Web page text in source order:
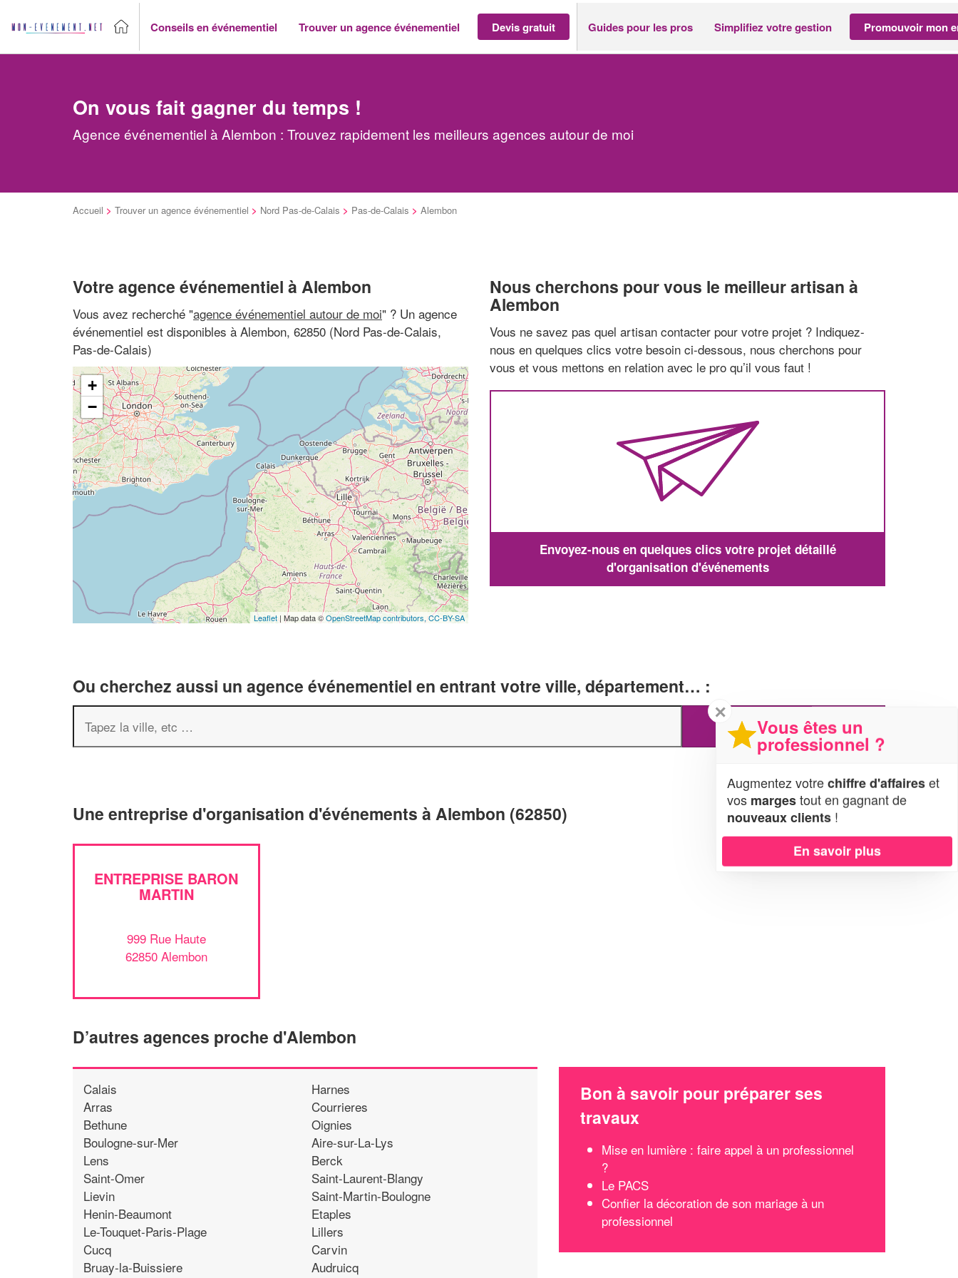
Conseils en événementiel Trouver un agence événementiel Devis gratuit Guides pour les pros Simplifiez votre gestion Promouvoir mon
On vous fait gagner du temps !
Agence événementiel à Alembon : Trouvez rapidement les meilleurs agences autour de moi
Accueil > Trouver un agence événementiel > Nord Pas-de-Calais > Pas-de-Calais > Alembon
Votre agence événementiel à Alembon
Vous avez recherché "agence événementiel autour de moi" ? Un agence
événementiel est disponibles à Alembon, 62850 (Nord Pas-de-Calais,
Pas-de-Calais)
+
−
Leaflet | Map data ©OpenStreetMap contributors,CC-BY-SA
Nous cherchons pour vous le meilleur artisan à
Alembon
Vous ne savez pas quel artisan contacter pour votre projet ? Indiquez-
nous en quelques clics votre besoin ci-dessous, nous cherchons pour
vous et vous mettons en relation avec le pro qu’il vous faut !
Envoyez-nous en quelques clics votre projet détaillé
d'organisation d'événements
Ou cherchez aussi un agence événementiel en entrant votre ville, département… :
Une entreprise d'organisation d'événements à Alembon (62850)
ENTREPRISE BARON
MARTIN
999 Rue Haute
62850 Alembon
D’autres agences proche d'Alembon
Calais
Arras
Bethune
Boulogne-sur-Mer
Lens
Saint-Omer
Lievin
Henin-Beaumont
Le-Touquet-Paris-Plage
Cucq
Bruay-la-Buissiere
Harnes
Courrieres
Oignies
Aire-sur-La-Lys
Berck
Saint-Laurent-Blangy
Saint-Martin-Boulogne
Etaples
Lillers
Carvin
Audruicq
Bon à savoir pour préparer ses
travaux
Mise en lumière : faire appel à un professionnel
?
Le PACS
Confier la décoration de son mariage à un
professionnel
✕
Vous êtes un
professionnel ?
Augmentez votrechiffre d'affaireset
vos margestout en gagnant de
nouveaux clients !
En savoir plus